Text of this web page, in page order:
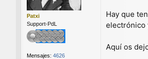
Patxi
Support-PdL
Mensajes: 4626
Hay que
electrónico
Aquí os